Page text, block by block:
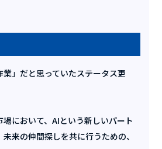
」だと思っていたステータス更
において、AIという新しいパート
来の仲間探しを共に行うための、